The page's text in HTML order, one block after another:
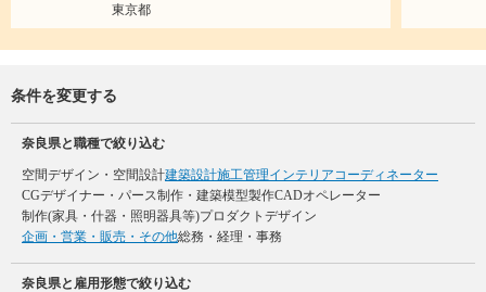
東京都
条件を変更する
奈良県と職種で絞り込む
空間デザイン・空間設計建築設計施工管理インテリアコーディネーター
CGデザイナー・パース制作・建築模型製作CADオペレーター
制作(家具・什器・照明器具等)プロダクトデザイン
企画・営業・販売・その他総務・経理・事務
奈良県と雇用形態で絞り込む